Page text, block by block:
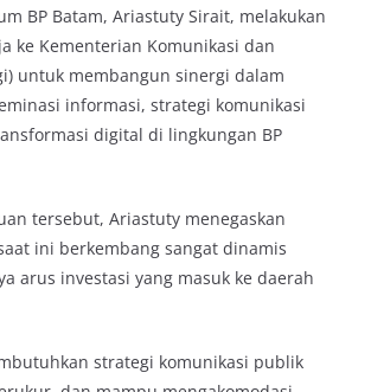
BP Batam, Ariastuty Sirait, melakukan
ke Kementerian Komunikasi dan
untuk membangun sinergi dalam
informasi, strategi komunikasi
digital di lingkungan BP
tersebut, Ariastuty menegaskan
ini berkembang sangat dinamis
arus investasi yang masuk ke daerah
strategi komunikasi publik